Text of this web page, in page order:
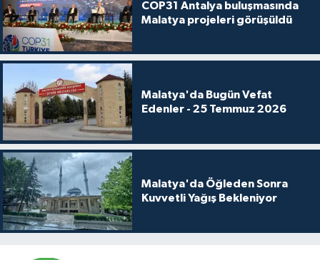
COP31 Antalya buluşmasında
Malatya projeleri görüşüldü
Malatya'da Bugün Vefat
Edenler - 25 Temmuz 2026
Malatya'da Öğleden Sonra
Kuvvetli Yağış Bekleniyor